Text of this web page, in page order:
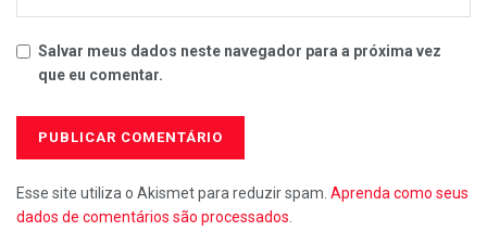
Salvar meus dados neste navegador para a próxima vez
que eu comentar.
Esse site utiliza o Akismet para reduzir spam. Aprenda como seus
dados de comentários são processados